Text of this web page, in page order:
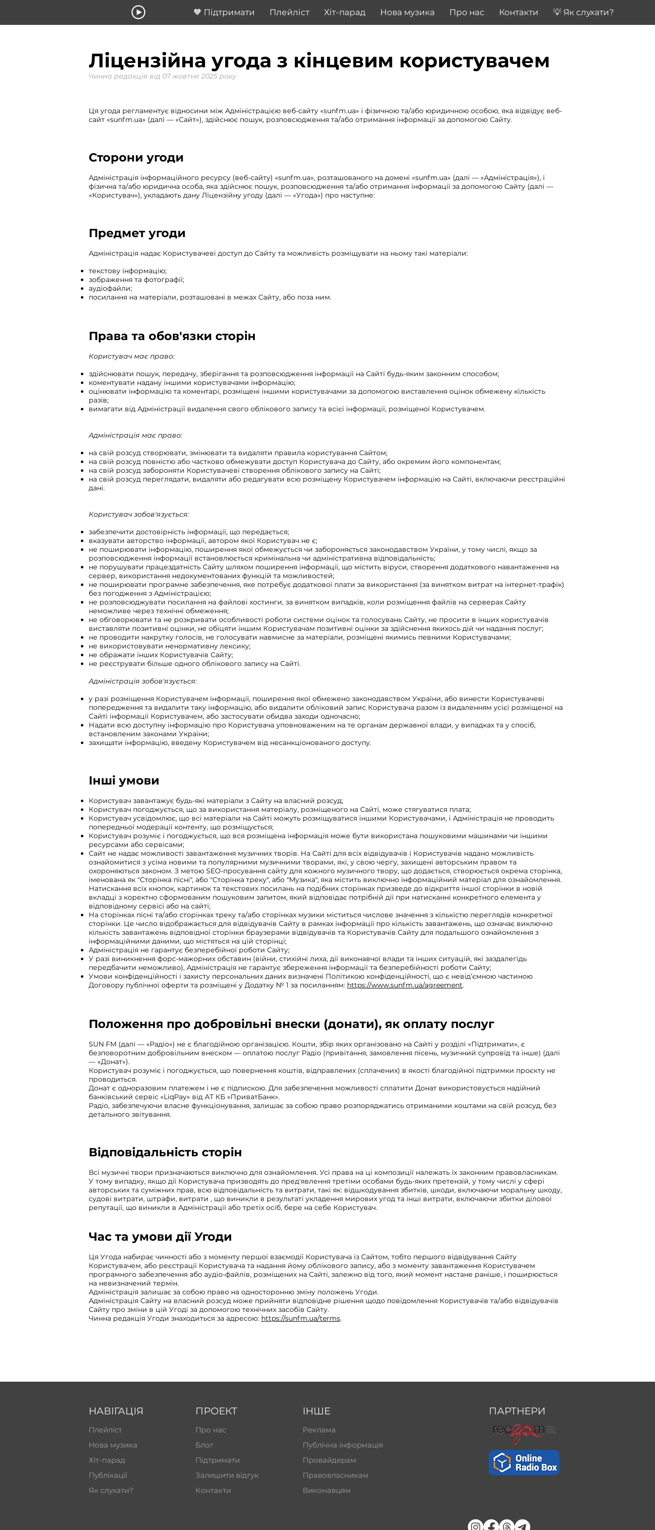
🧡 Підтримати Плейліст Хіт-парад Нова музика Про нас Контакти 💡 Як слухати?
Ліцензійна угода з кінцевим користувачем
Чинна редакція від 07 жовтня 2025 року
Ця угода регламентує відносини між Адміністрацією веб-сайту «sunfm.ua» і фізичною та/або юридичною особою, яка відвідує веб-
сайт «sunfm.ua» (далі — «Сайт»), здійснює пошук, розповсюдження та/або отримання інформації за допомогою Сайту.
Сторони угоди
Адміністрація інформаційного ресурсу (веб-сайту) «sunfm.ua», розташованого на домені «sunfm.ua» (далі — «Адміністрація»), і
фізична та/або юридична особа, яка здійснює пошук, розповсюдження та/або отримання інформації за допомогою Сайту (далі —
«Користувач»), укладають дану Ліцензійну угоду (далі — «Угода») про наступне:
Предмет угоди
Адміністрація надає Користувачеві доступ до Сайту та можливість розміщувати на ньому такі матеріали:
текстову інформацію;
зображення та фотографії;
аудіофайли;
посилання на матеріали, розташовані в межах Сайту, або поза ним.
Права та обов'язки сторін
Користувач має право:
здійснювати пошук, передачу, зберігання та розповсюдження інформації на Сайті будь-яким законним способом;
коментувати надану іншими користувачами інформацію;
оцінювати інформацію та коментарі, розміщені іншими користувачами за допомогою виставлення оцінок обмежену кількість
разів;
вимагати від Адміністрації видалення свого облікового запису та всієї інформації, розміщеної Користувачем.
Адміністрація має право:
на свій розсуд створювати, змінювати та видаляти правила користування Сайтом;
на свій розсуд повністю або частково обмежувати доступ Користувача до Сайту, або окремим його компонентам;
на свій розсуд забороняти Користувачеві створення облікового запису на Сайті;
на свій розсуд переглядати, видаляти або редагувати всю розміщену Користувачем інформацію на Сайті, включаючи реєстраційні
дані.
Користувач зобов'язується:
забезпечити достовірність інформації, що передається;
вказувати авторство інформації, автором якої Користувач не є;
не поширювати інформацію, поширення якої обмежується чи забороняється законодавством України, у тому числі, якщо за
розповсюдження інформації встановлюється кримінальна чи адміністративна відповідальність;
не порушувати працездатність Сайту шляхом поширення інформації, що містить віруси, створення додаткового навантаження на
сервер, використання недокументованих функцій та можливостей;
не поширювати програмне забезпечення, яке потребує додаткової плати за використання (за винятком витрат на інтернет-трафік)
без погодження з Адміністрацією;
не розповсюджувати посилання на файлові хостинги, за винятком випадків, коли розміщення файлів на серверах Сайту
неможливе через технічні обмеження;
не обговорювати та не розкривати особливості роботи системи оцінок та голосувань Сайту, не просити в інших користувачів
виставляти позитивні оцінки, не обіцяти іншим Користувачам позитивні оцінки за здійснення якихось дій чи надання послуг;
не проводити накрутку голосів, не голосувати навмисне за матеріали, розміщені якимись певними Користувачами;
не використовувати ненормативну лексику;
не ображати інших Користувачів Сайту;
не реєструвати більше одного облікового запису на Сайті.
Адміністрація зобов'язується:
у разі розміщення Користувачем інформації, поширення якої обмежено законодавством України, або винести Користувачеві
попередження та видалити таку інформацію, або видалити обліковий запис Користувача разом із видаленням усієї розміщеної на
Сайті інформації Користувачем, або застосувати обидва заходи одночасно;
Надати всю доступну інформацію про Користувача уповноваженим на те органам державної влади, у випадках та у спосіб,
встановленим законами України;
захищати інформацію, введену Користувачем від несанкціонованого доступу.
Інші умови
Користувач завантажує будь-які матеріали з Сайту на власний розсуд;
Користувач погоджується, що за використання матеріалу, розміщеного на Сайті, може стягуватися плата;
Користувач усвідомлює, що всі матеріали на Сайті можуть розміщуватися іншими Користувачами, і Адміністрація не проводить
попередньої модерації контенту, що розміщується;
Користувач розуміє і погоджується, що вся розміщена інформація може бути використана пошуковими машинами чи іншими
ресурсами або сервісами;
Сайт не надає можливості завантаження музичних творів. На Сайті для всіх відвідувачів і Користувачів надано можливість
ознайомитися з усіма новими та популярними музичними творами, які, у свою чергу, захищені авторським правом та
охороняються законом. З метою SEO-просування сайту для кожного музичного твору, що додається, створюється окрема сторінка,
іменована як "Сторінка пісні", або "Сторінка треку", або "Музика", яка містить виключно інформаційний матеріал для ознайомлення.
Натискання всіх кнопок, картинок та текстових посилань на подібних сторінках призведе до відкриття іншої сторінки в новій
вкладці з коректно сформованим пошуковим запитом, який відповідає потрібній дії при натисканні конкретного елемента у
відповідному сервісі або на сайті;
На сторінках пісні та/або сторінках треку та/або сторінках музики міститься числове значення з кількістю переглядів конкретної
сторінки. Це число відображається для відвідувачів Сайту в рамках інформації про кількість завантажень, що означає виключно
кількість завантажень відповідної сторінки браузерами відвідувачів та Користувачів Сайту для подальшого ознайомлення з
інформаційними даними, що містяться на цій сторінці;
Адміністрація не гарантує безперебійної роботи Сайту;
У разі виникнення форс-мажорних обставин (війни, стихійні лиха, дії виконавчої влади та інших ситуацій, які заздалегідь
передбачити неможливо), Адміністрація не гарантує збереження інформації та безперебійності роботи Сайту;
Умови конфіденційності і захисту персональних даних визначені Політикою конфіденційності, що є невід’ємною частиною
Договору публічної оферти та розміщені у Додатку № 1 за посиланням: https://www.sunfm.ua/agreement.
Положення про добровільні внески (донати), як оплату послуг
SUN FM (далі — «Радіо») не є благодійною організацією. Кошти, збір яких організовано на Сайті у розділі «Підтримати», є
безповоротним добровільним внеском — оплатою послуг Радіо (привітання, замовлення пісень, музичний супровід та інше) (далі
— «Донат»).
Користувач розуміє і погоджується, що повернення коштів, відправлених (сплачених) в якості благодійної підтримки проєкту не
проводиться.
Донат є одноразовим платежем і не є підпискою. Для забезпечення можливості сплатити Донат використовується надійний
банківський сервіс «LiqPay» від АТ КБ «ПриватБанк».
Радіо, забезпечуючи власне функціонування, залишає за собою право розпоряджатись отриманими коштами на свій розсуд, без
детального звітування.
Відповідальність сторін
Всі музичні твори призначаються виключно для ознайомлення. Усі права на ці композиції належать їх законним правовласникам.
У тому випадку, якщо дії Користувача призводять до пред'явлення третіми особами будь-яких претензій, у тому числі у сфері
авторських та суміжних прав, всю відповідальність та витрати, такі як: відшкодування збитків, шкоди, включаючи моральну шкоду,
судові витрати, штрафи, витрати , що виникли в результаті укладення мирових угод та інші витрати, включаючи збитки ділової
репутації, що виникли в Адміністрації або третіх осіб, бере на себе Користувач.
Час та умови дії Угоди
Ця Угода набирає чинності або з моменту першої взаємодії Користувача із Сайтом, тобто першого відвідування Сайту
Користувачем, або реєстрації Користувача та надання йому облікового запису, або з моменту завантаження Користувачем
програмного забезпечення або аудіо-файлів, розміщених на Сайті, залежно від того, який момент настане раніше, і поширюється
на невизначений термін.
Адміністрація залишає за собою право на односторонню зміну положень Угоди.
Адміністрація Сайту на власний розсуд може прийняти відповідне рішення щодо повідомлення Користувачів та/або відвідувачів
Сайту про зміни в цій Угоді за допомогою технічних засобів Сайту.
Чинна редакція Угоди знаходиться за адресою: https://sunfm.ua/terms.
НАВІГАЦІЯ
Плейліст
Нова музика
Хіт-парад
Публікації
Як слухати?
ПРОЕКТ
Про нас
Блог
Підтримати
Залишити відгук
Контакти
ІНШЕ
Реклама
Публічна інформація
Провайдерам
Правовласникам
Виконавцям
ПАРТНЕРИ